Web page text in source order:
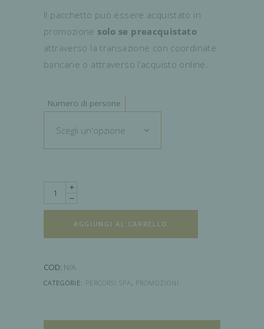
Il pacchetto può essere acquistato in
promozione solo se preacquistato
attraverso la transazione con coordinate
bancarie o attraverso l’acquisto online.
Numero di persone
Scegli un'opzione
Quantity
AGGIUNGI AL CARRELLO
COD: N/A
CATEGORIE: PERCORSI SPA , PROMOZIONI